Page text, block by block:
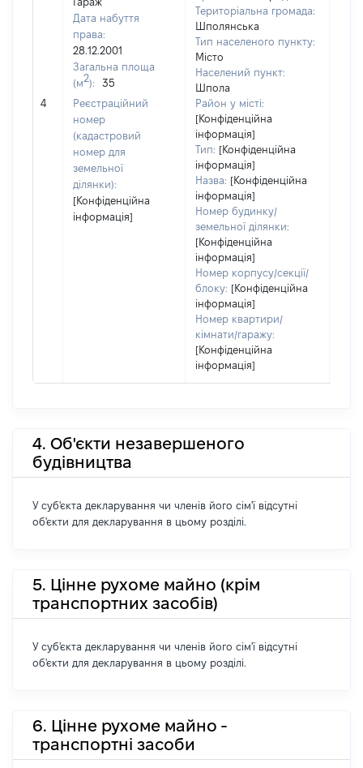
4
Дата набуття
права:
28.12.2001
Загальна площа
(м2):
35
Реєстраційний
номер
(кадастровий
номер для
земельної
ділянки):
[Конфіденційна
інформація]
Територіальна громада:
Шполянська
Тип населеного пункту:
Місто
Населений пункт:
Шпола
Район у місті:
[Конфіденційна
інформація]
Тип: [Конфіденційна
інформація]
Назва: [Конфіденційна
інформація]
Номер будинку/
земельної ділянки:
[Конфіденційна
інформація]
Номер корпусу/секції/
блоку: [Конфіденційна
інформація]
Номер квартири/
кімнати/гаражу:
[Конфіденційна
інформація]
4. Об'єкти незавершеного
будівництва
У суб'єкта декларування чи членів його сім'ї відсутні
об'єкти для декларування в цьому розділі.
5. Цінне рухоме майно (крім
транспортних засобів)
У суб'єкта декларування чи членів його сім'ї відсутні
об'єкти для декларування в цьому розділі.
6. Цінне рухоме майно -
транспортні засоби